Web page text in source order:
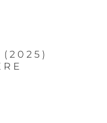
(2025)